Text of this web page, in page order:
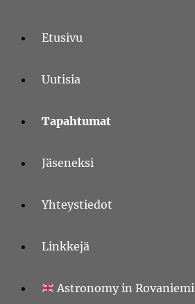
contentEtusivu
Uutisia
Tapahtumat
Jäseneksi
Yhteystiedot
Linkkejä
Astronomy in Rovaniemi